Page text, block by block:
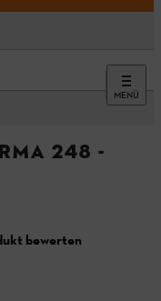
MENÜ
248 -
bewerten